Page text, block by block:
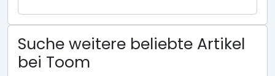
Suche weitere beliebte Artikel
bei Toom